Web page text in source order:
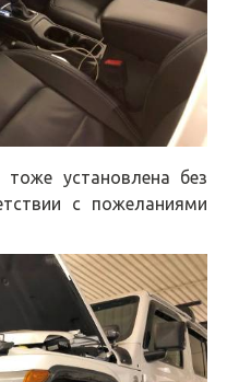
установлена без
с пожеланиями